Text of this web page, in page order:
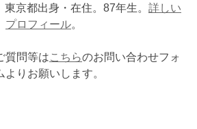
京都出身・在住。87年生。 詳しい
プロフィール
質問等は こちらのお問い合わせフォ
よりお願いします。